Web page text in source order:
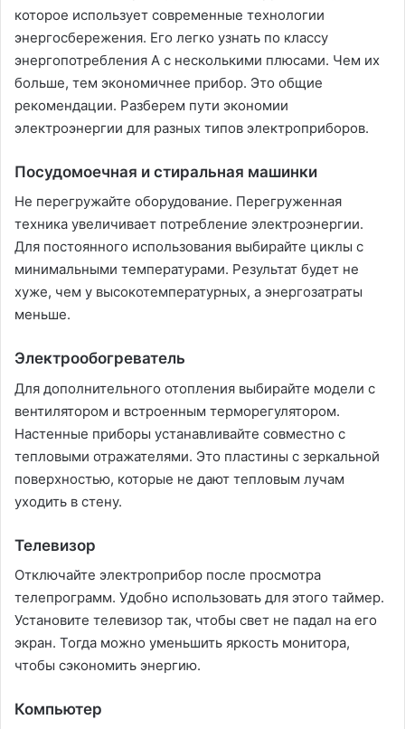
которое использует современные технологии
энергосбережения. Его легко узнать по классу
энергопотребления А с несколькими плюсами. Чем их
больше, тем экономичнее прибор. Это общие
рекомендации. Разберем пути экономии
электроэнергии для разных типов электроприборов.
Посудомоечная и стиральная машинки
Не перегружайте оборудование. Перегруженная
техника увеличивает потребление электроэнергии.
Для постоянного использования выбирайте циклы с
минимальными температурами. Результат будет не
хуже, чем у высокотемпературных, а энергозатраты
меньше.
Электрообогреватель
Для дополнительного отопления выбирайте модели с
вентилятором и встроенным терморегулятором.
Настенные приборы устанавливайте совместно с
тепловыми отражателями. Это пластины с зеркальной
поверхностью, которые не дают тепловым лучам
уходить в стену.
Телевизор
Отключайте электроприбор после просмотра
телепрограмм. Удобно использовать для этого таймер.
Установите телевизор так, чтобы свет не падал на его
экран. Тогда можно уменьшить яркость монитора,
чтобы сэкономить энергию.
Компьютер